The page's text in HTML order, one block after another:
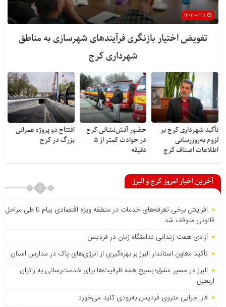
تفویض اختیار بازنگری فرآیندهای شهرسازی به مناطق
شهرداری کرج
تأکید شهرداری کرج بر
لزوم به‌روزرسانی
اطلاعات اصناف کرج
حضور آتش‌نشانی کرج
در حوادث کمتر از ۵
دقیقه
افتتاح دو پروژه عمرانی
بزرگ در کرج
آخرین اخبار امروز کرج و البرز
افزایش برخی تعرفه‌های خدمات در منطقه ویژه اقتصادی پیام تا طی مراحل
قانونی متوقف شد
آزادی هفت زندانی ندامتگاه زنان در فردیس
تأکید معاون استاندار البرز بر بهره‌گیری از انرژی‌های پاک در مدارس استان
البرز در مسیر عشق؛ بسیج همه ظرفیت‌ها برای خدمت‌رسانی به زائران
اربعین
فاز اجرایی متروی فردیس به‌زودی کلید می‌خورد